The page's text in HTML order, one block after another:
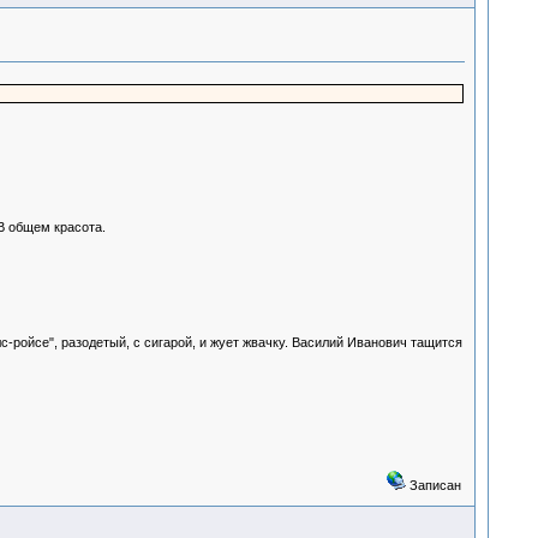
общем красота.
разодетый, с сигарой, и жует жвачку. Василий Иванович тащится
Записан